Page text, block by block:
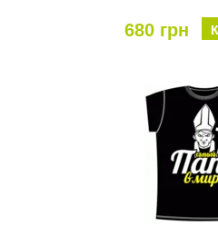
680 грн